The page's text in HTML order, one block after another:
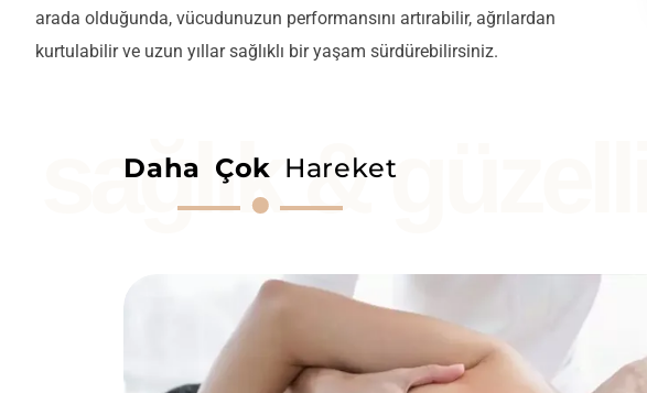
arada olduğunda, vücudunuzun performansını artırabilir, ağrılardan
kurtulabilir ve uzun yıllar sağlıklı bir yaşam sürdürebilirsiniz.
sağlık & güzellik
Daha Çok Hareket